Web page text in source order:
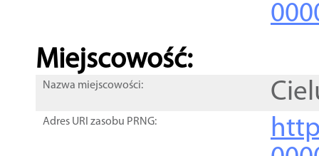
Miejscowość:
Nazwa miejscowości:
Adres URI zasobu PRNG: